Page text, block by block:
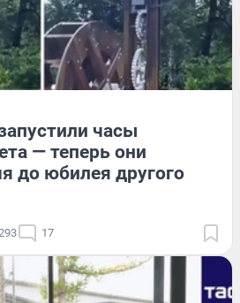
часы
— теперь они
до юбилея другого
17